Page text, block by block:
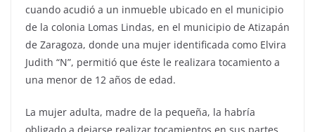
cuando acudió a un inmueble ubicado en el municipio
de la colonia Lomas Lindas, en el municipio de Atizapán
de Zaragoza, donde una mujer identificada como Elvira
Judith “N”, permitió que éste le realizara tocamiento a
una menor de 12 años de edad.
La mujer adulta, madre de la pequeña, la habría